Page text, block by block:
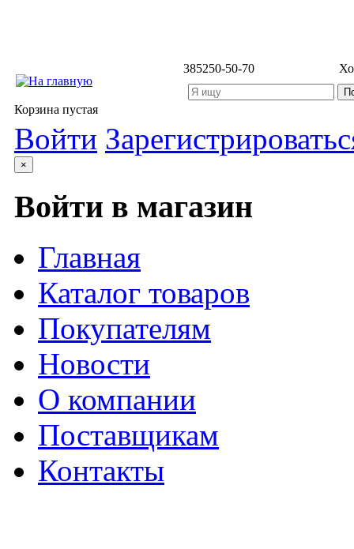
385250-50-70
Корзина пустая
Войти
×
Войти в магазин
Главная
Каталог товаров
Покупателям
Новости
О компании
Поставщикам
Контакты